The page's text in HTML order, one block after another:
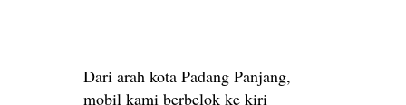
Dari arah kota Padang Panjang,
mobil kami berbelok ke kiri